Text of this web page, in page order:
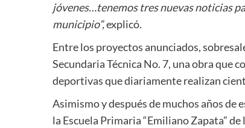
jóvenes…tenemos tres nuevas noticias
municipio”,explicó.
Entre los proyectos anunciados,
Secundaria Técnica No. 7, una obra que
deportivas que diariamente realizan
Asimismo y después de muchos años de
la Escuela Primaria “Emiliano Zapata”